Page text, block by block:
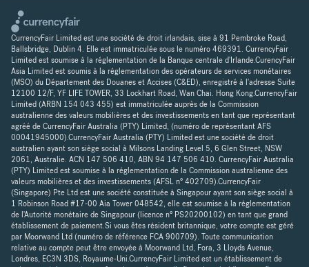
CurrencyFair Limited est une société de droit irlandais, sise à 91 Pembroke Road,
Ballsbridge, Dublin 4. Elle est immatriculée sous le numéro 469391. CurrencyFair
Limited est soumise à la réglementation de la Banque centrale d'Irlande.CurencyFair
Asia Limited est soumis à la réglementation des opérateurs de services monétaires
(MSO) du Département des Douanes et Accises (C&ED), enregistré à l'adresse Suite
12100 12/F, YF LIFE TOWER, 33 Lockhart Road, Wan Chai. Hong Kong.CurrencyFair
Limited (ARBN 154 043 455) est immatriculée auprès de la Commission
australienne des valeurs mobilières et des investissements en tant que représentant
agréé de CurrencyFair Australia (PTY) Limited, (numéro de représentant AFS
00041945000).CurrencyFair Australia (PTY) Limited est une société de droit
australien ayant son siège social à Milsons Landing Level 5, 6 Glen Street, NSW
2061, Australie. ACN 147 506 410, ABN 94 147 506 410. CurrencyFair Australia
(PTY) Limited est soumise à la réglementation de la Commission australienne des
valeurs mobilières et des investissements (AFSL n° 402709).CurrencyFair
(Singapore) Pte Ltd est une société constituée à Singapour ayant son siège social à
1 Robinson Road #17-00 Aia Tower 048542, elle est soumise à la réglementation
de l'Autorité monétaire de Singapour (licence n° PS20200102) en tant que grand
établissement de paiement.Si vous êtes résident britannique, votre compte est géré
par Moorwand Ltd (numéro de référence FCA 900709). Toute communication
relative au compte peut être envoyée à Moorwand Ltd, Fora, 3 Lloyds Avenue,
Londres, EC3N 3DS, Royaume-Uni.CurrencyFair Limited est un établissement de